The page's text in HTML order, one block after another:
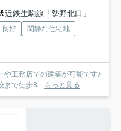
近鉄生駒線「勢野北口」駅 徒歩18分
良好
閑静な住宅地
や工務店での建築が可能です♪
まで徒歩8... もっと見る